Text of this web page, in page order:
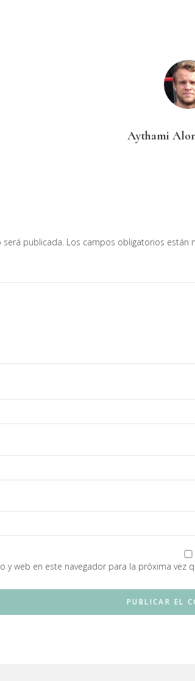
Aythami
publicada. Los campos obligatorios están
y web en este navegador para la próxima vez